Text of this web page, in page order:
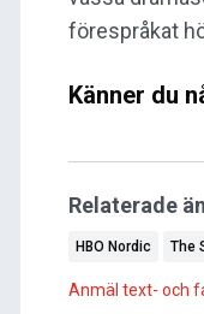
förespråkat
Känner du
Relaterade
HBO Nordic The
Anmäl text- och